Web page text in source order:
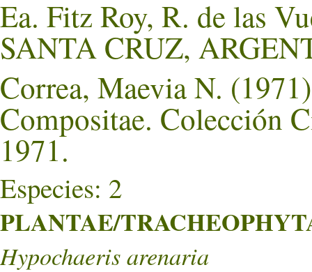
Ea. Fitz Roy, R. de las
SANTA CRUZ,
Correa, Maevia N.
Compositae. Colección
1971.
Especies: 2
PLANTAE/
Hypochaeris arenaria